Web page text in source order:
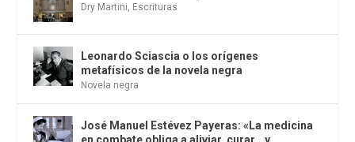
Dry Martini, Escrituras
Leonardo Sciascia o los orígenes
metafísicos de la novela negra
Novela negra
José Manuel Estévez Payeras: «La medicina